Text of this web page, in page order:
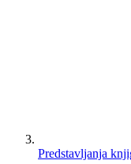
Predstavljanja